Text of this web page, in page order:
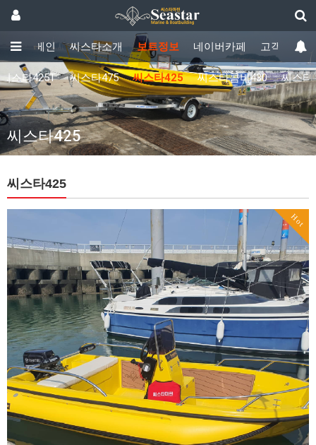
메인 씨스타소개 보트정보 네이버카페 고객센터
씨스타425T 씨스타475 씨스타425 씨스타콤비430 씨스타
씨스타425
씨스타425
Hot